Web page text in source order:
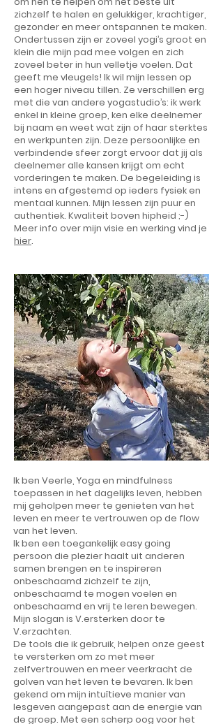
zichzelf te halen en gelukkiger, krachtiger,
gezonder en meer ontspannen te maken.
Ondertussen zijn er zoveel yogi’s groot en
klein die mijn pad mee volgen en zich
zoveel beter in hun velletje voelen. Dat
geeft me vleugels! Ik wil mijn lessen op
een hoger niveau tillen. Ze verschillen erg
met die van andere yogastudio’s: ik werk
enkel in kleine groep, ken elke deelnemer
bij naam en weet wat zijn of haar sterktes
en werkpunten zijn. Deze persoonlijke en
verbindende sfeer zorgt ervoor dat jij als
deelnemer alle kansen krijgt om echt
vorderingen te maken. De begeleiding is
intens en afgestemd op ieders fysiek en
mentaal kunnen. Mijn lessen zijn puur en
authentiek. Kwaliteit boven hipheid ;-)
Meer info over mijn visie en werking vind je
hier.
Ik ben Veerle, Yoga en mindfulness
toepassen in het dagelijks leven, hebben
mij geholpen meer te genieten van het
leven en meer te vertrouwen op de flow
van het leven.
Ik ben een toegankelijk easy going
persoon die plezier haalt uit anderen
samen brengen en te inspireren
onbeschaamd zichzelf te zijn,
onbeschaamd te mogen voelen en
onbeschaamd en vrij te leren bewegen.
Mijn slogan is V.ersterken door te
V.erzachten.
De tools die ik gebruik, helpen onze geest
te versterken om zo met meer
zelfvertrouwen en meer veerkracht de
golven van het leven te bevaren. Ik ben
gekend om mijn intuïtieve manier van
lesgeven aangepast aan de energie van
de groep. Met een scherp oog voor het